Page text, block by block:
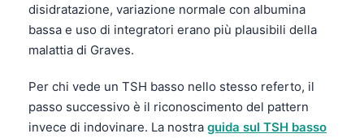
disidratazione, variazione normale con albumina
bassa e uso di integratori erano più plausibili della
malattia di Graves.
Per chi vede un TSH basso nello stesso referto, il
passo successivo è il riconoscimento del pattern
invece di indovinare. La nostra guida sul TSH basso